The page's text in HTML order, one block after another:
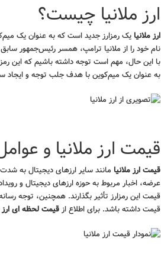
ارز ملانیا چیست؟
ارز ملانیا یک رمزارز جدید است که به عنوان یک
نام خود را از ملانیا ترامپ، همسر رئیس‌جمهور
با این حال، مهم است توجه داشته باشیم که این
به عنوان یک میم‌کوین با هدف جلب توجه و ایجاد
قیمت ارز ملانیا و
قیمت ارز ملانیا مانند سایر ارزهای دیجیتال به
عرضه، اخبار مربوط به حوزه ارزهای دیجیتال و
قیمت این رمزارز تأثیر بگذارند. همچنین، توجه
قیمت داشته باشد. برای اطلاع ازقیمت لحظه ای ارز